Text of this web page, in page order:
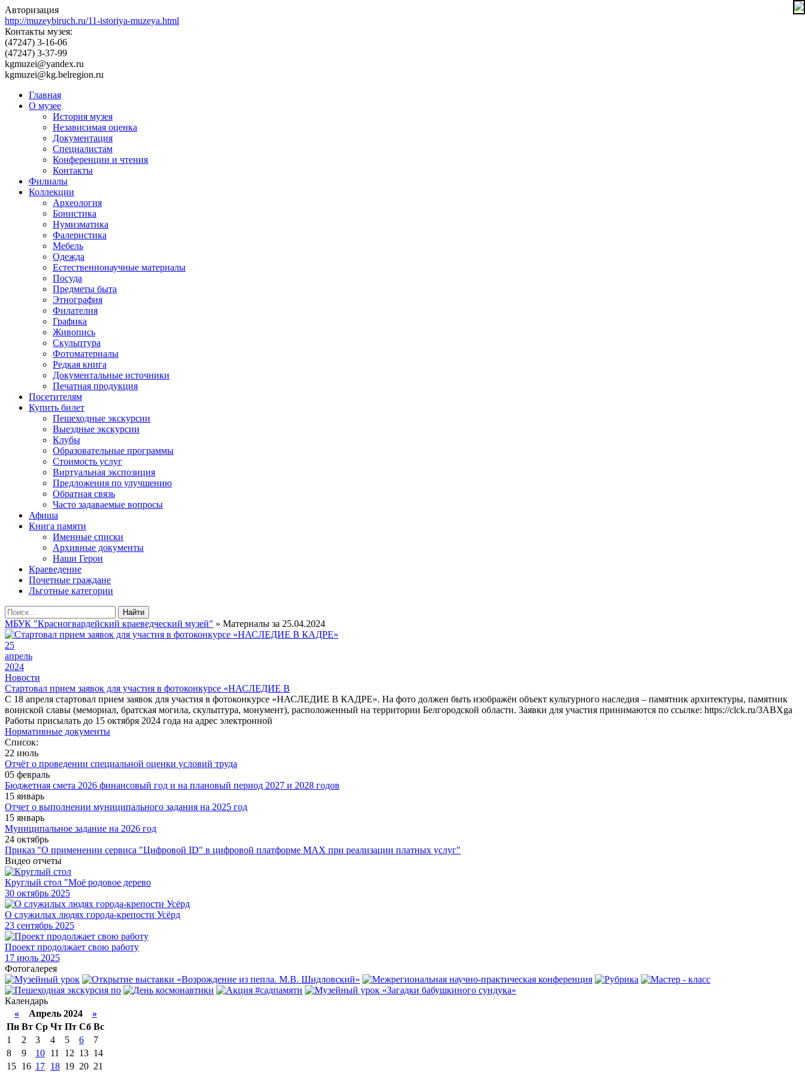
Авторизация
http://muzeybiruch.ru/11-istoriya-muzeya.html
Контакты музея:
(47247) 3-16-06
(47247) 3-37-99
kgmuzei@yandex.ru
kgmuzei@kg.belregion.ru
Главная
О музее
История музея
Независимая оценка
Документация
Специалистам
Конференции и чтения
Контакты
Филиалы
Коллекции
Археология
Бонистика
Нумизматика
Фалеристика
Мебель
Одежда
Естественнонаучные материалы
Посуда
Предметы быта
Этнография
Филателия
Графика
Живопись
Скульптура
Фотоматериалы
Редкая книга
Документальные источники
Печатная продукция
Посетителям
Купить билет
Пешеходные экскурсии
Выездные экскурсии
Клубы
Образовательные программы
Стоимость услуг
Виртуальная экспозиция
Предложения по улучшению
Обратная связь
Часто задаваемые вопросы
Афиша
Книга памяти
Именные списки
Архивные документы
Наши Герои
Краеведение
Почетные граждане
Льготные категории
Найти
МБУК "Красногвардейский краеведческий музей" » Материалы за 25.04.2024
25
апрель
2024
Новости
Стартовал прием заявок для участия в фотоконкурсе «НАСЛЕДИЕ В
С 18 апреля стартовал прием заявок для участия в фотоконкурсе «НАСЛЕДИЕ В КАДРЕ». На фото должен быть изображён объект культурного наследия – памятник архитектуры, памятник
воинской славы (мемориал, братская могила, скульптура, монумент), расположенный на территории Белгородской области. Заявки для участия принимаются по ссылке: https://clck.ru/3ABXga
Работы присылать до 15 октября 2024 года на адрес электронной
Нормативные документы
Список:
22 июль
Отчёт о проведении специальной оценки условий труда
05 февраль
Бюджетная смета 2026 финансовый год и на плановый период 2027 и 2028 годов
15 январь
Отчет о выполнении муниципального задания на 2025 год
15 январь
Муниципальное задание на 2026 год
24 октябрь
Приказ "О применении сервиса "Цифровой ID" в цифровой платформе МАХ при реализации платных услуг"
Видео отчеты
Круглый стол "Моё родовое дерево
30 октябрь 2025
О служилых людях города-крепости Усёрд
23 сентябрь 2025
Проект продолжает свою работу
17 июль 2025
Фотогалерея
Календарь
«Апрель 2024 »
Пн Вт Ср Чт Пт Сб Вс
1
2 3 4 5 6
7
8
9 10 11 12 13 14
15 16 17 18 19 20 21